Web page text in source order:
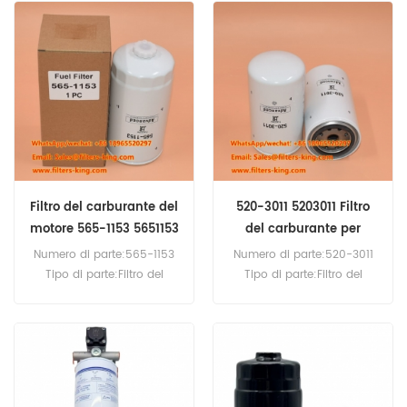
Quantità minima
d'ordine:60 pezzi
Compatibilità:Scania G530
G94 K114 K124 P114 P124 P94
R114 R124 R144 R94 T124
T144 T94.
Filtro del carburante del
motore 565-1153 5651153
Numero di parte:565-1153
Tipo di parte:Filtro del
Sostitutivo Quantità
minima d'ordine:60 pezzi
520-3011 5203011 Filtro
del carburante per
macchinari pesanti
Numero di parte:520-3011
Tipo di parte:Filtro del
d'ordine:60 pezzi